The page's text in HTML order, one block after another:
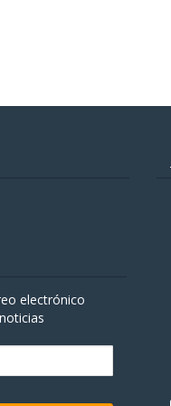
electrónico